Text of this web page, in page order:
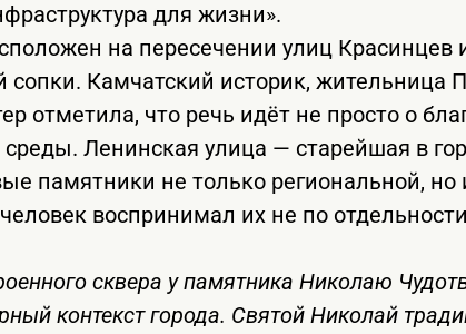
для жизни».
на пересечении улиц Красинцев
Камчатский историк, жительница
отметила, что речь идёт не просто о
среды. Ленинская улица — старейшая в
памятники не только региональной, но
воспринимал их не по
сквера у памятника Николаю
контекст города. Святой Николай